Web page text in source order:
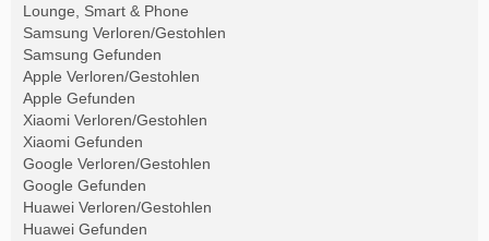
Lounge, Smart & Phone
Samsung Verloren/Gestohlen
Samsung Gefunden
Apple Verloren/Gestohlen
Apple Gefunden
Xiaomi Verloren/Gestohlen
Xiaomi Gefunden
Google Verloren/Gestohlen
Google Gefunden
Huawei Verloren/Gestohlen
Huawei Gefunden